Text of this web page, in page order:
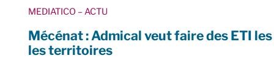
MEDIATICO – ACTU
Mécénat : Admical veut faire des ETI
les territoires